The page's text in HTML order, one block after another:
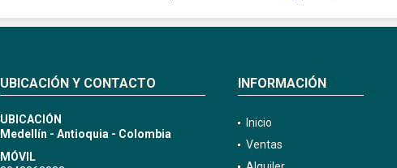
UBICACIÓN Y CONTACTO
UBICACIÓN
Medellín - Antioquia - Colombia
MÓVIL
INFORMACIÓN
Inicio
Ventas